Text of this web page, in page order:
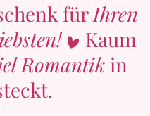
fürIhren
Kaum
Romantik in